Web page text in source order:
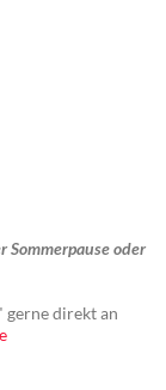
Sommerpause oder
gerne direkt an